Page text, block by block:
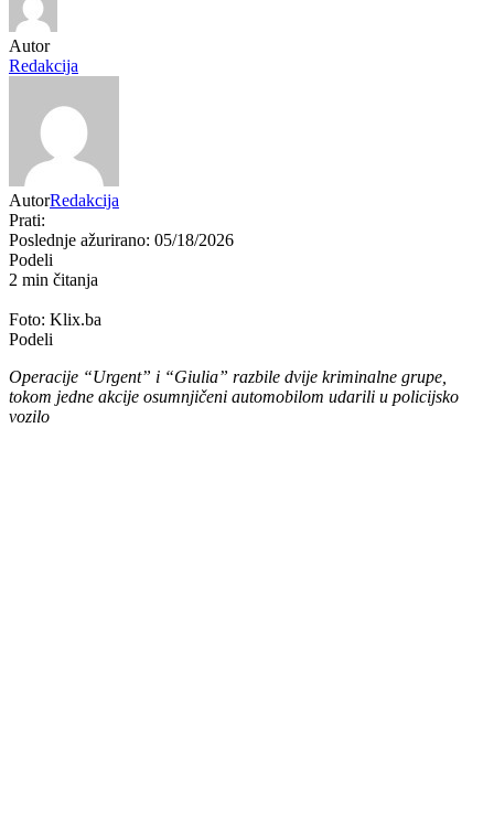
Autor
Redakcija
AutorRedakcija
Prati:
Poslednje ažurirano: 05/18/2026
Podeli
2 min čitanja
Foto: Klix.ba
Podeli
Operacije “Urgent” i “Giulia” razbile dvije kriminalne grupe,
tokom jedne akcije osumnjičeni automobilom udarili u policijsko
vozilo